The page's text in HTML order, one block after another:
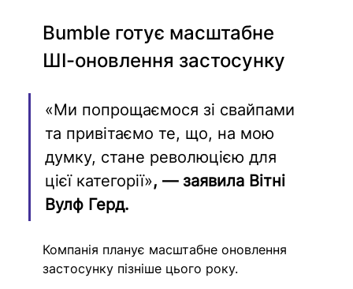
Bumble готує масштабне
ШІ-оновлення застосунку
«Ми попрощаємося зі свайпами
та привітаємо те, що, на мою
думку, стане революцією для
цієї категорії», — заявила Вітні
Вулф Герд.
Компанія планує масштабне оновлення
застосунку пізніше цього року.